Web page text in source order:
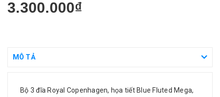
3.300.000₫
MÔ TẢ
Bộ 3 đĩa Royal Copenhagen, họa tiết Blue Fluted Mega,